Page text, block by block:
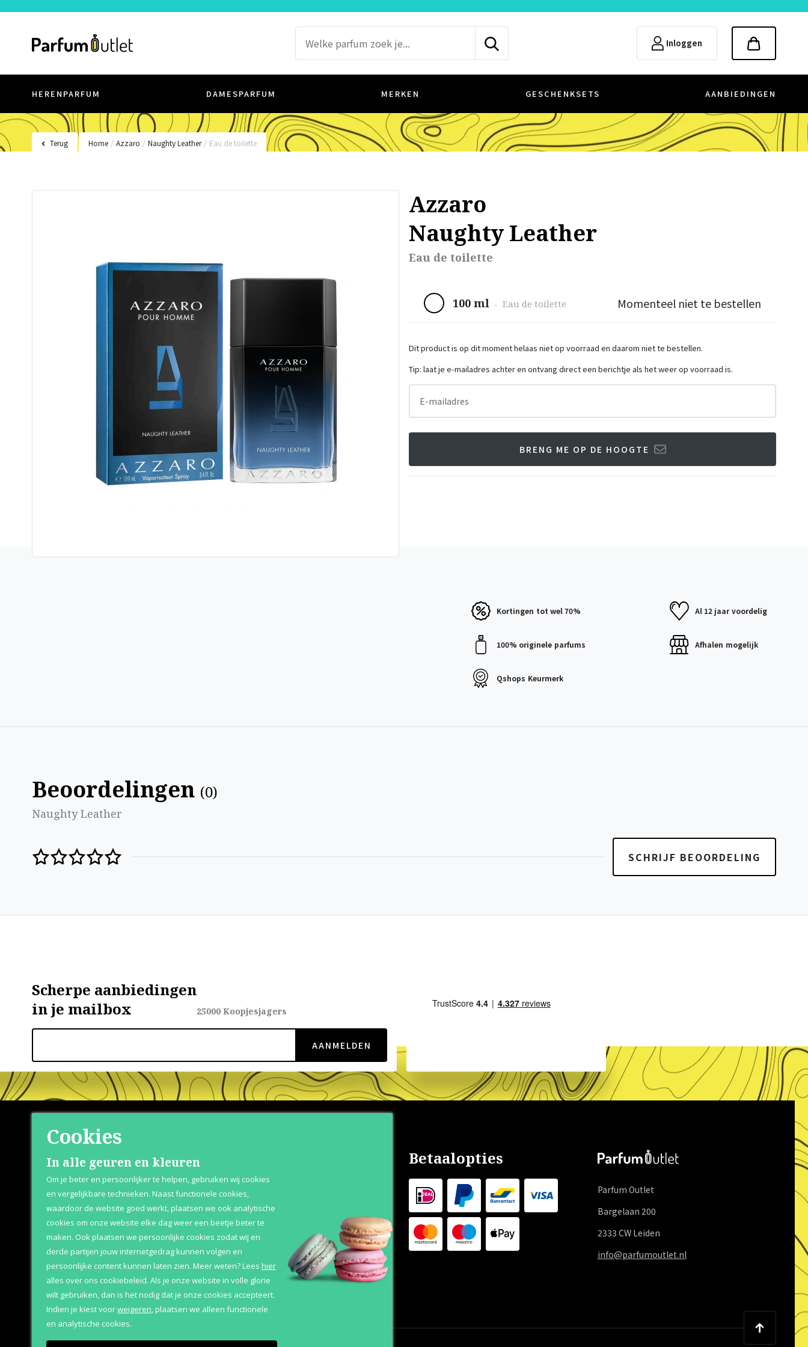
Inloggen
HERENPARFUM DAMESPARFUM MERKEN GESCHENKSETS AANBIEDINGEN
Terug Home / Azzaro / Naughty Leather / Eau de toilette
Azzaro
Naughty Leather
Eau de toilette
100 ml - Eau de toilette Momenteel niet te bestellen
Dit product is op dit moment helaas niet op voorraad en daarom niet te bestellen.
Tip: laat je e-mailadres achter en ontvang direct een berichtje als het weer op voorraad is.
E-mailadres
BRENG ME OP DE HOOGTE
Kortingen tot wel 70% Al 12 jaar voordelig
100% originele parfums Afhalen mogelijk
Qshops Keurmerk
Beoordelingen (0)
Naughty Leather
SCHRIJF BEOORDELING
Scherpe aanbiedingen
in je mailbox
25000 Koopjesjagers
AANMELDEN
Shop
Herenparfum
Damesparfum
Merken
Geschenksets
Aanbiedingen
Retourneren
Bezorging & Levertijd
Over Parfum Outlet
Betaalopties
Betaalopties
Parfum Outlet
Bargelaan 200
2333 CW Leiden
info@parfumoutlet.nl
Cookies
In alle geuren en kleuren
Om je beter en persoonlijker te helpen, gebruiken wij cookies
en vergelijkbare technieken. Naast functionele cookies,
waardoor de website goed werkt, plaatsen we ook analytische
cookies om onze website elke dag weer een beetje beter te
maken. Ook plaatsen we persoonlijke cookies zodat wij en
derde partijen jouw internetgedrag kunnen volgen en
persoonlijke content kunnen laten zien. Meer weten?Lees hier
alles over ons cookiebeleid. Als je onze website in volle glorie
wilt gebruiken, dan is het nodig dat je onze cookies accepteert.
Indien je kiest voorweigeren,plaatsen we alleen functionele
en analytische cookies.